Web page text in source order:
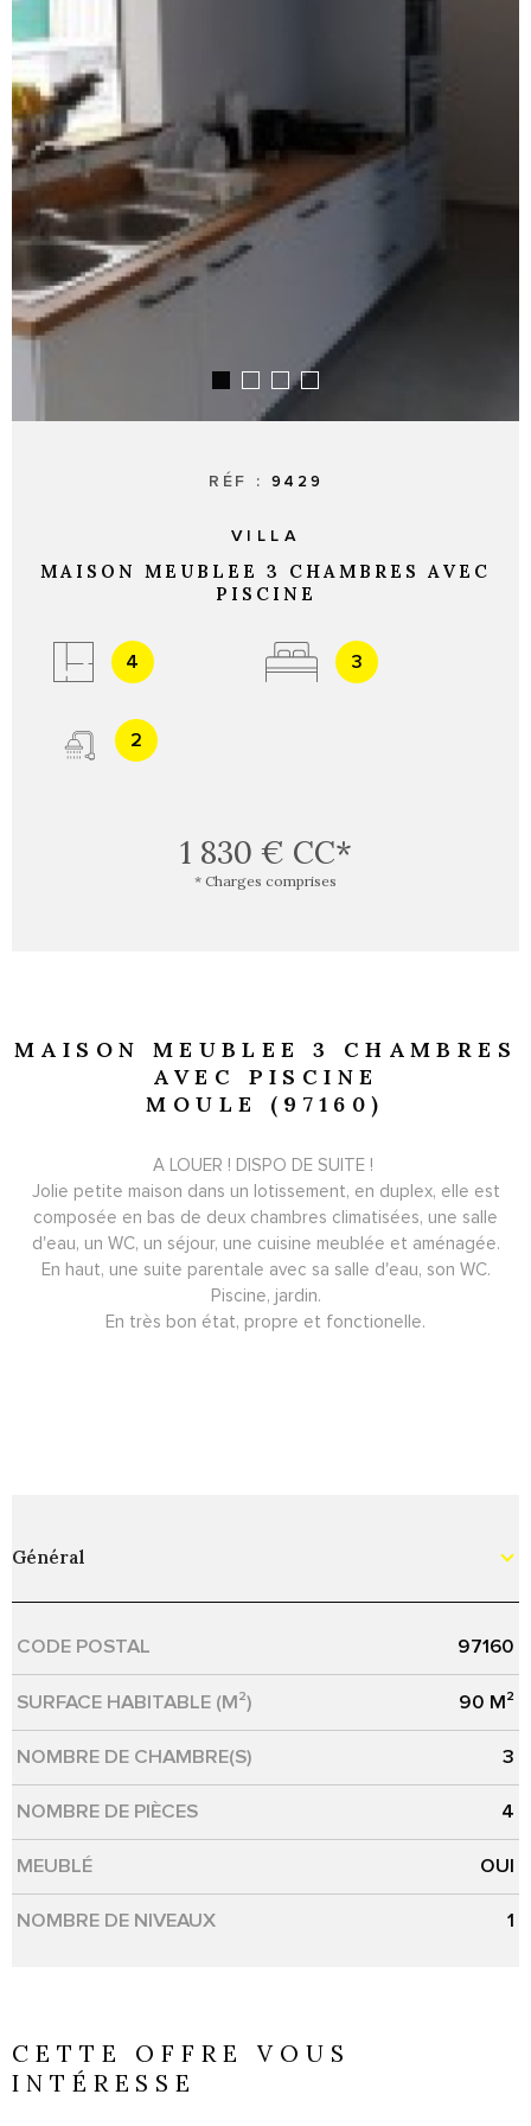
SYNDIC
RÉF : 9429
VILLA
MAISON MEUBLEE 3 CHAMBRES AVEC
PISCINE
4 3
2
1 830 € CC*
* Charges comprises
MAISON MEUBLEE 3 CHAMBRES
AVEC PISCINE
MOULE (97160)
A LOUER ! DISPO DE SUITE !
Jolie petite maison dans un lotissement, en duplex, elle est
composée en bas de deux chambres climatisées, une salle
d'eau, un WC, un séjour, une cuisine meublée et aménagée.
En haut, une suite parentale avec sa salle d'eau, son WC.
Piscine, jardin.
En très bon état, propre et fonctionelle.
Général
Caractérisque Valeurs
CODE POSTAL 97160
SURFACE HABITABLE (M²) 90 M²
NOMBRE DE CHAMBRE(S) 3
NOMBRE DE PIÈCES 4
MEUBLÉ OUI
NOMBRE DE NIVEAUX 1
CETTE OFFRE
VOUS
INTÉRESSE